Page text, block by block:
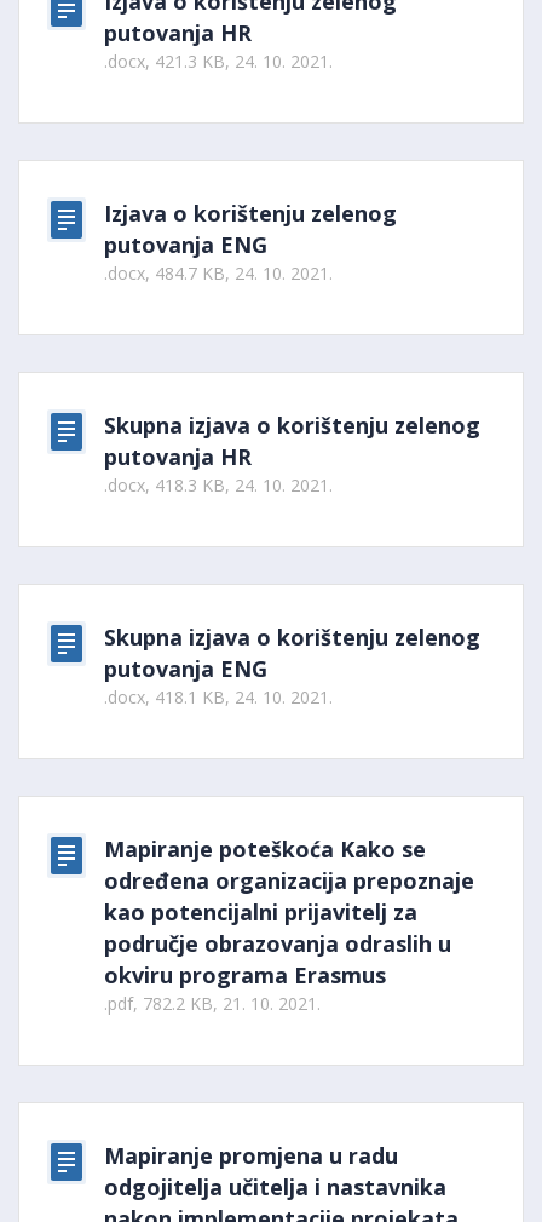
putovanja HR
.docx, 421.3 KB, 24. 10. 2021.
Izjava o korištenju zelenog
putovanja ENG
.docx, 484.7 KB, 24. 10. 2021.
Skupna izjava o korištenju zelenog
putovanja HR
.docx, 418.3 KB, 24. 10. 2021.
Skupna izjava o korištenju zelenog
putovanja ENG
.docx, 418.1 KB, 24. 10. 2021.
Mapiranje poteškoća Kako se
određena organizacija prepoznaje
kao potencijalni prijavitelj za
područje obrazovanja odraslih u
okviru programa Erasmus
.pdf, 782.2 KB, 21. 10. 2021.
Mapiranje promjena u radu
odgojitelja učitelja i nastavnika